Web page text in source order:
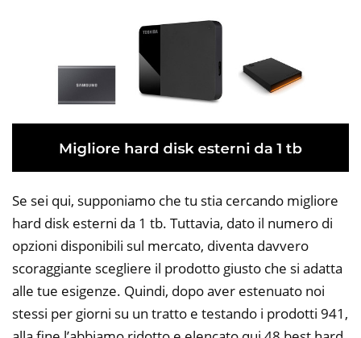
Se sei qui, supponiamo che tu stia cercando migliore
hard disk esterni da 1 tb. Tuttavia, dato il numero di
opzioni disponibili sul mercato, diventa davvero
scoraggiante scegliere il prodotto giusto che si adatta
alle tue esigenze. Quindi, dopo aver estenuato noi
stessi per giorni su un tratto e testando i prodotti 941,